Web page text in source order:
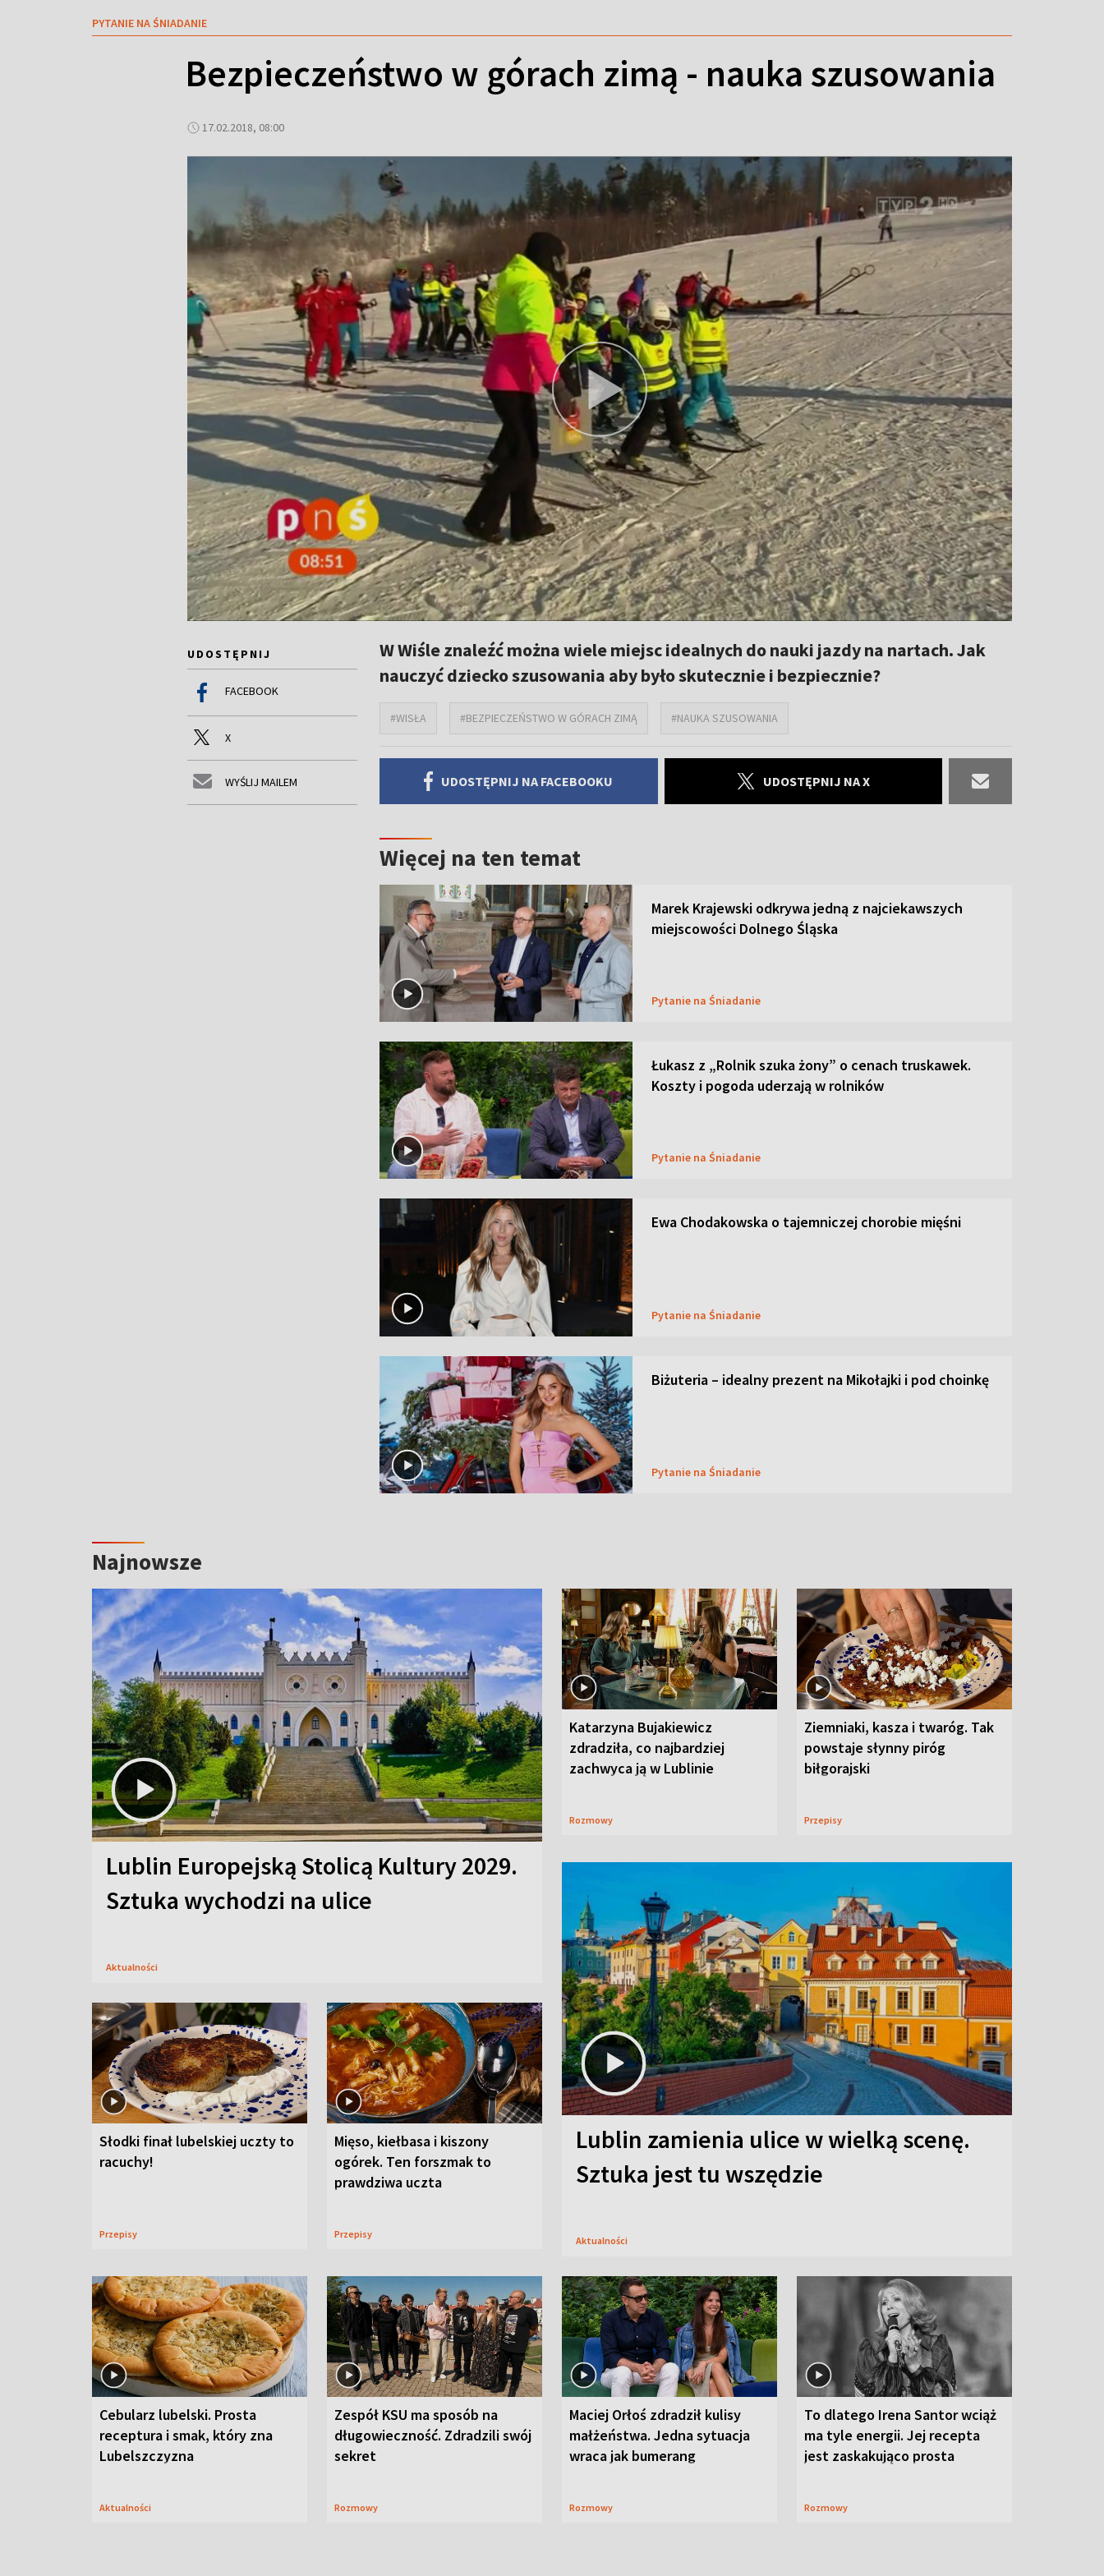
PYTANIE NA ŚNIADANIE
Bezpieczeństwo w górach zimą - nauka szusowania
17.02.2018, 08:00
UDOSTĘPNIJ
FACEBOOK
X
WYŚLIJ MAILEM
W Wiśle znaleźć można wiele miejsc idealnych do nauki jazdy na nartach. Jak
nauczyć dziecko szusowania aby było skutecznie i bezpiecznie?
#WISŁA #BEZPIECZEŃSTWO W GÓRACH ZIMĄ #NAUKA SZUSOWANIA
UDOSTĘPNIJ NA FACEBOOKU UDOSTĘPNIJ NA X
Więcej na ten temat
Marek Krajewski odkrywa jedną z najciekawszych
miejscowości Dolnego Śląska
Pytanie na Śniadanie
Łukasz z „Rolnik szuka żony” o cenach truskawek.
Koszty i pogoda uderzają w rolników
Pytanie na Śniadanie
Ewa Chodakowska o tajemniczej chorobie mięśni
Pytanie na Śniadanie
Biżuteria – idealny prezent na Mikołajki i pod choinkę
Pytanie na Śniadanie
Najnowsze
Lublin Europejską Stolicą Kultury 2029.
Sztuka wychodzi na ulice
Aktualności
Katarzyna Bujakiewicz
zdradziła, co najbardziej
zachwyca ją w Lublinie
Rozmowy
Ziemniaki, kasza i twaróg. Tak
powstaje słynny piróg
biłgorajski
Przepisy
Słodki finał lubelskiej uczty to
racuchy!
Przepisy
Mięso, kiełbasa i kiszony
ogórek. Ten forszmak to
prawdziwa uczta
Przepisy
Lublin zamienia ulice w wielką scenę.
Sztuka jest tu wszędzie
Aktualności
Cebularz lubelski. Prosta
receptura i smak, który zna
Lubelszczyzna
Aktualności
Zespół KSU ma sposób na
długowieczność. Zdradzili swój
sekret
Rozmowy
Maciej Orłoś zdradził kulisy
małżeństwa. Jedna sytuacja
wraca jak bumerang
Rozmowy
To dlatego Irena Santor wciąż
ma tyle energii. Jej recepta
jest zaskakująco prosta
Rozmowy